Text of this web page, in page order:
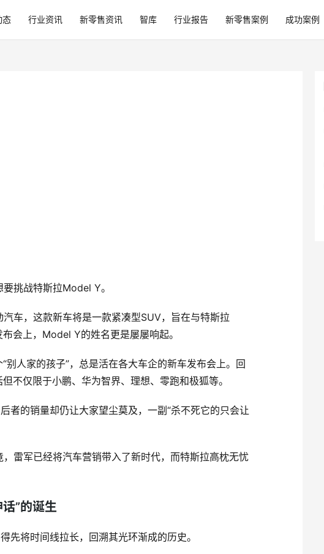
态 行业资讯 新零售资讯 智库 行业报告 新零售案例 成功案例
挑战特斯拉Model Y。
车，这款新车将是一款紧凑型SUV，旨在与特斯拉
会上，Model Y的姓名更是屡屡响起。
人家的孩子”，总是活在各大车企的新车发布会上。回
不仅限于小鹏、华为智界、理想、零跑和极狐等。
者的销量却仍让大家望尘莫及，一副“杀不死它的只会让
雷军已经将汽车营销带入了新时代，而特斯拉高枕无忧
话”的诞生
先将时间线拉长，回溯其光环渐成的历史。